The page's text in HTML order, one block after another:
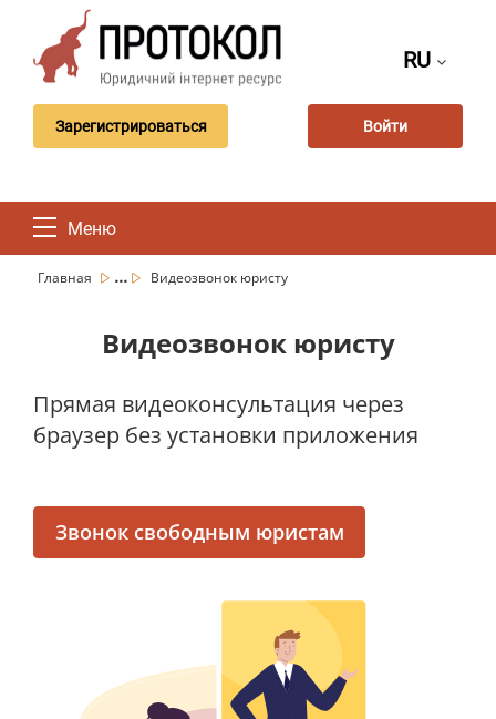
RU
Зарегистрироваться Войти
Меню
Главная ... Видеозвонок юристу
Видеозвонок юристу
Прямая видеоконсультация через
браузер без установки приложения
Звонок свободным юристам